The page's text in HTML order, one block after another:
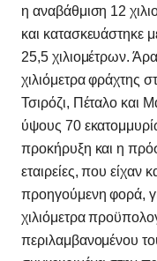
η αναβάθμιση 12
και κατασκευάστηκε
25,5 χιλιομέτρων.
χιλιόμετρα φράχτης
Τσιρόζι, Πέταλο και
ύψους 70
προκήρυξη και η
εταιρείες, που είχαν
προηγούμενη φορά,
χιλιόμετρα
περιλαμβανομένου